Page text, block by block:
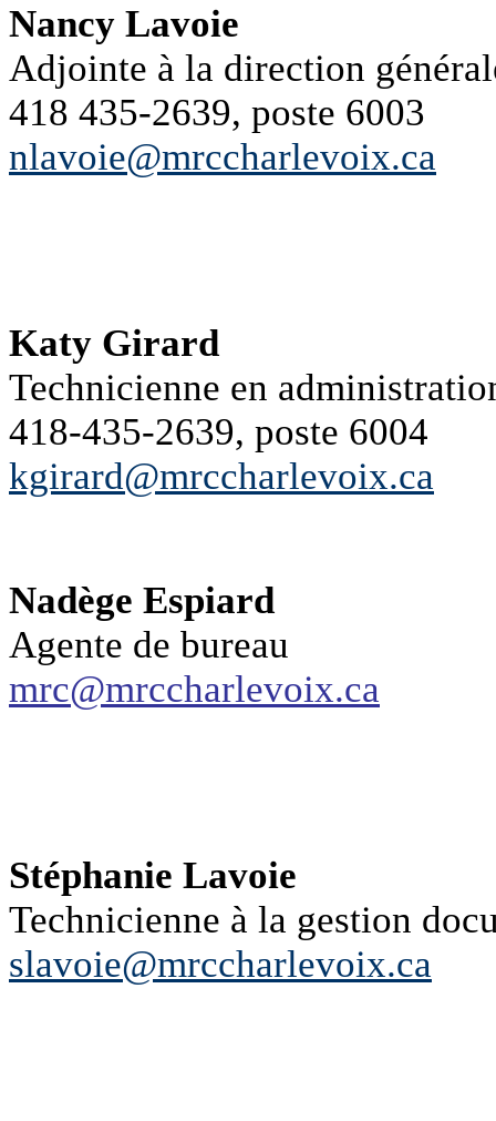
Nancy Lavoie
Adjointe à la direction
418 435-2639, poste 6003
nlavoie@mrccharlevoix.ca
Katy Girard
Technicienne en
418-435-2639, poste 6004
kgirard@mrccharlevoix.ca
Nadège Espiard
Agente de bureau
mrc@mrccharlevoix.ca
Stéphanie Lavoie
Technicienne à la gestion
slavoie@mrccharlevoix.ca